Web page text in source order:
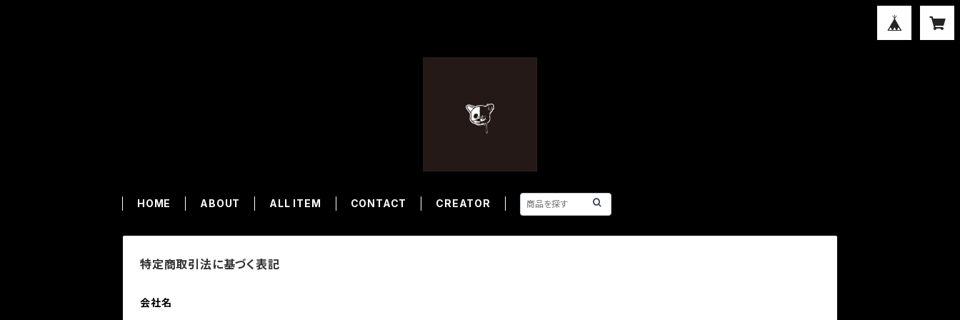
HOME ABOUT ALL ITEM CONTACT CREATOR
特定商取引法に基づく表記
会社名